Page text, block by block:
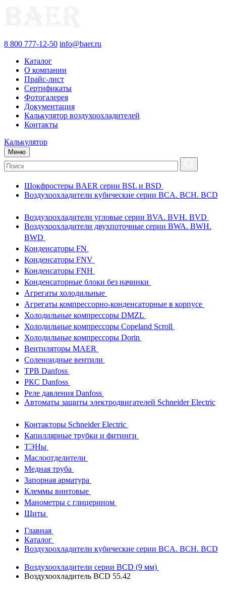
8 800 777-12-50 info@baer.ru
Каталог
О компании
Прайс-лист
Сертификаты
Фотогалерея
Документация
Калькулятор воздухоохладителей
Контакты
Калькулятор
Меню
Шокфростеры BAER серии BSL и BSD
Воздухоохладители кубические серии BCA. BCH. BCD
Воздухоохладители угловые серии BVA. BVH. BVD
Воздухоохладители двухпоточные серии BWA. BWH.
BWD
Конденсаторы FN
Конденсаторы FNV
Конденсаторы FNH
Конденсаторные блоки без начинки
Агрегаты холодильные
Агрегаты компрессорно-конденсаторные в корпусе
Холодильные компрессоры DMZL
Холодильные компрессоры Copeland Scroll
Холодильные компрессоры Dorin
Вентиляторы MAER
Соленоидные вентили
ТРВ Danfoss
РКС Danfoss
Реле давления Danfoss
Автоматы защиты электродвигателей Schneider Electric
Контакторы Schneider Electric
Капиллярные трубки и фитинги
ТЭНы
Маслоотделители
Медная труба
Запорная арматура
Клеммы винтовые
Манометры с глицерином
Щиты
Главная
Каталог
Воздухоохладители кубические серии BCA. BCH. BCD
Воздухоохладители серии BCD (9 мм)
Воздухоохладитель ВСD 55.42